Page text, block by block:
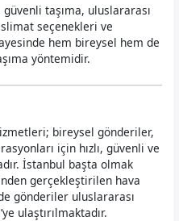
güvenli taşıma, uluslararası
seçenekleri ve
hem bireysel hem de
yöntemidir.
bireysel gönderiler,
için hızlı, güvenli ve
İstanbul başta olmak
gerçekleştirilen hava
gönderiler uluslararası
ulaştırılmaktadır.